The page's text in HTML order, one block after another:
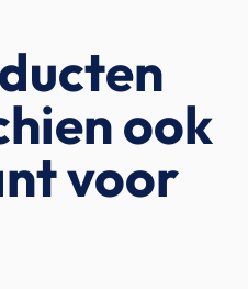
ook
voor